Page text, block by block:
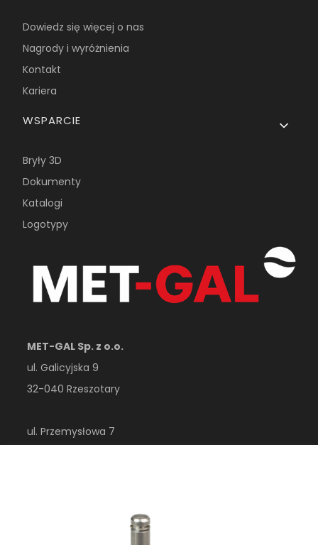
Dowiedz się więcej o nas
Nagrody i wyróżnienia
Kontakt
Kariera
WSPARCIE
Bryły 3D
Dokumenty
Katalogi
Logotypy
MET-GAL Sp. z o.o.
ul. Galicyjska 9
32-040 Rzeszotary
ul. Przemysłowa 7